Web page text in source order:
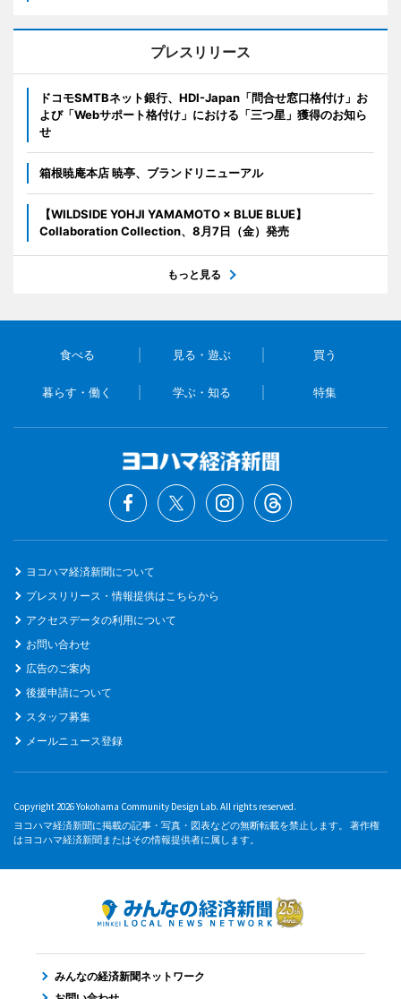
プレスリリース
ドコモSMTBネット銀行、HDI-Japan「問合せ窓口格付け」お
よび「Webサポート格付け」における「三つ星」獲得のお知ら
せ
箱根暁庵本店 暁亭、ブランドリニューアル
【WILDSIDE YOHJI YAMAMOTO × BLUE BLUE】
Collaboration Collection、8月7日（金）発売
もっと見る
食べる 見る・遊ぶ 買う
暮らす・働く 学ぶ・知る 特集
ヨコハマ経済新聞について
プレスリリース・情報提供はこちらから
アクセスデータの利用について
お問い合わせ
広告のご案内
後援申請について
スタッフ募集
メールニュース登録
Copyright 2026 Yokohama Community Design Lab. All rights reserved.
ヨコハマ経済新聞に掲載の記事・写真・図表などの無断転載を禁止します。 著作権
はヨコハマ経済新聞またはその情報提供者に属します。
みんなの経済新聞ネットワーク